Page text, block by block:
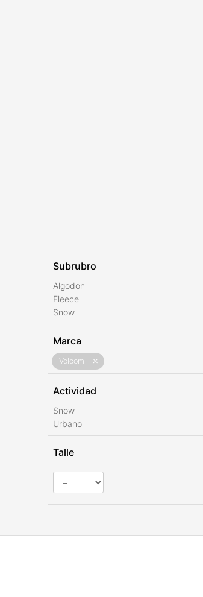
Subrubro
Algodon
Fleece
Snow
Marca
Volcom close
Actividad
Snow
Urbano
Talle